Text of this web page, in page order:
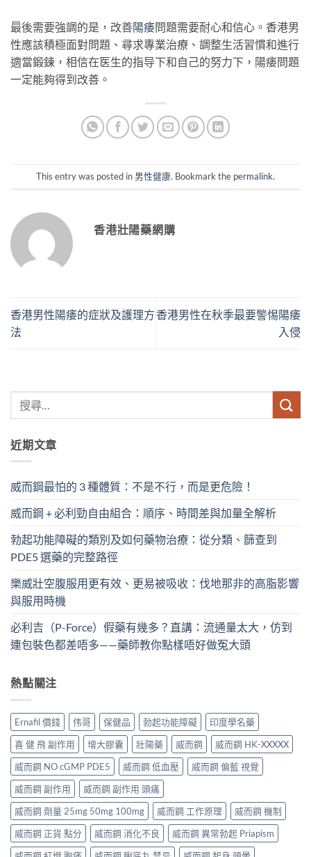
最後需要強調的是，改善陽痿問題需要耐心和信心。香港男
性應該積極面對問題、尋求專業治療、調整生活習慣和進行
適當鍛鍊，相信在医生的指导下和自己的努力下，陽痿問題
一定能夠得到改善。
This entry was posted in 男性健康. Bookmark the permalink.
香港壯陽藥網購
香港男性陽痿的症狀及護理方
法
香港男性在秋季最要警惕陽痿
入侵
近期文章
威而鋼最怕的 3 種體質：不是不行，而是更危險！
威而鋼 + 必利勁自由組合：順序、時間差與加量全解析
勃起功能障礙的類別及如何藥物治療：從分類、篩查到
PDE5 選藥的完整路徑
樂威壯空腹服用更有效、更易被吸收：伐地那非的高脂影響
與服用時機
必利吉（P-Force）假藥有幾多？直講：流通量太大，仿到
連包裝色都差唔多——藥師教你點樣唔好做冤大頭
熱點關注
Ernafil 價錢 伟哥 保健品 勃起功能障礙
印度學名藥
喜 健 飛 副作用
增大膠囊 壯陽藥 威而鋼
威而鋼 HK-XXXXX
威而鋼 NO cGMP PDE5
威而鋼 低血壓
威而鋼 偏藍 視覺
威而鋼 副作用
威而鋼 副作用 頭痛
威而鋼 劑量 25mg 50mg 100mg
威而鋼 工作原理
威而鋼 機制
威而鋼 正貨 點分
威而鋼 消化不良
威而鋼 異常勃起 Priapism